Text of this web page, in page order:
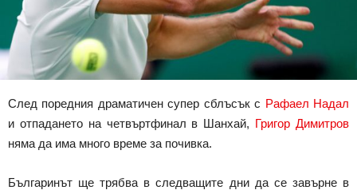
След поредния драматичен супер сблъсък с Рафаел Надал
и отпадането на четвъртфинал в Шанхай, Григор Димитров
няма да има много време за почивка.
Българинът ще трябва в следващите дни да се завърне в